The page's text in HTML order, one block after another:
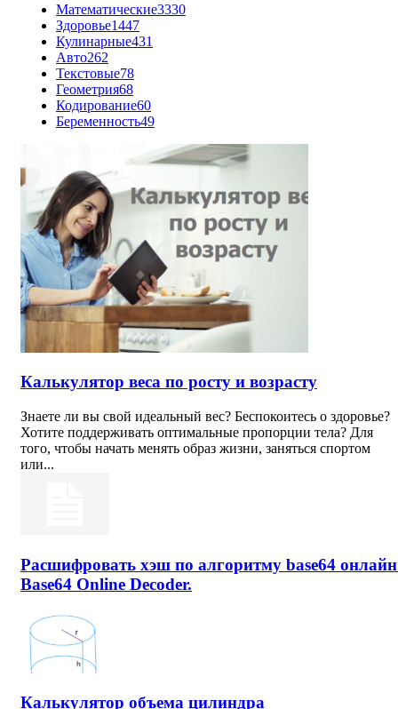
Математические3330
Здоровье1447
Кулинарные431
Авто262
Текстовые78
Геометрия68
Кодирование60
Беременность49
Калькулятор веса по росту и возрасту
Знаете ли вы свой идеальный вес? Беспокоитесь о здоровье?
Хотите поддерживать оптимальные пропорции тела? Для
того, чтобы начать менять образ жизни, заняться спортом
или...
Расшифровать хэш по алгоритму base64
Base64 Online Decoder.
Калькулятор объема цилиндра